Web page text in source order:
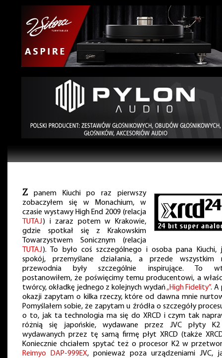
Z panem Kiuchi po raz pierwszy
zobaczyłem się w Monachium, w
czasie wystawy High End 2009 (relacja
TUTAJ) i zaraz potem w Krakowie,
gdzie spotkał się z Krakowskim
Towarzystwem Sonicznym (relacja
TUTAJ). To było coś szczególnego i osoba pana Kiuchi,
spokój, przemyślane działania, a przede wszystkim
przewodnia były szczególnie inspirujące. To
postanowiłem, że poświęcimy temu producentowi, a
twórcy, okładkę jednego z kolejnych wydań„High Fidelity”. A
okazji zapytam o kilka rzeczy, które od dawna mnie
Pomyślałem sobie, że zapytam u źródła o szczegóły
o to, jak ta technologia ma się do XRCD i czym tak
różnią się japońskie, wydawane przez JVC płyty
wydawanych przez tę samą firmę płyt XRCD (także
Koniecznie chciałem spytać też o procesor K2 w
Reimyo DAP-999EX, ponieważ poza urządzeniami JVC,